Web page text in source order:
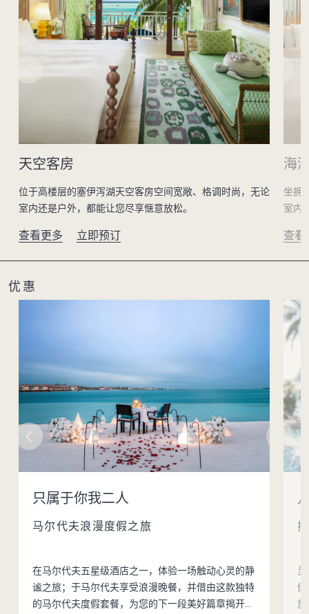
天空客房
位于高楼层的塞伊泻湖天空客房空间宽敞、格调时尚，无论
室内还是户外，都能让您尽享惬意放松。
查看更多 立即预订
海
坐拥
室内
查看
优惠
只属于你我二人
马尔代夫浪漫度假之旅
在马尔代夫五星级酒店之一，体验一场触动心灵的静
谧之旅；于马尔代夫享受浪漫晚餐，并借由这款独特
的马尔代夫度假套餐，为您的下一段美好篇章揭开序
们
旅